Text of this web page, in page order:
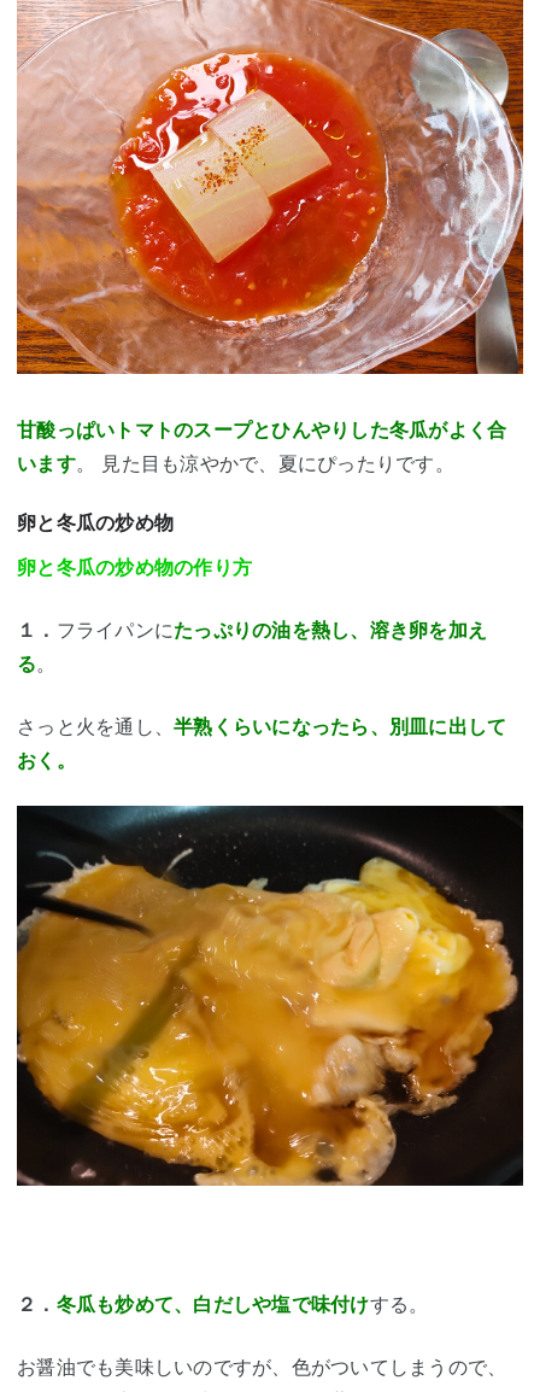
甘酸っぱいトマトのスープとひんやりした冬瓜がよく合
います。 見た目も涼やかで、夏にぴったり です。
卵と冬瓜の炒め物
卵と冬瓜の炒め物の作り方
１． フライパンにたっぷりの油を熱し、溶き卵を加え
る。
さっと火を通し、 半熟くらいになったら、別皿に出して
おく。
２． 冬瓜も炒めて、白だしや塩で味付けする。
お醤油でも美味しいのですが、色がついてしまうので、